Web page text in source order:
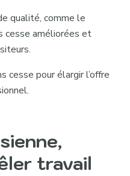
qualité, comme le
cesse améliorées et
cesse pour élargir l’offre
travail